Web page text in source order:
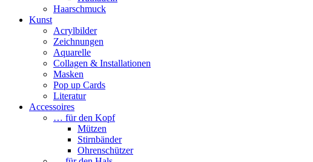
Haarschmuck
Kunst
Acrylbilder
Zeichnungen
Aquarelle
Collagen & Installationen
Masken
Pop up Cards
Literatur
Accessoires
… für den Kopf
Mützen
Stirnbänder
Ohrenschützer